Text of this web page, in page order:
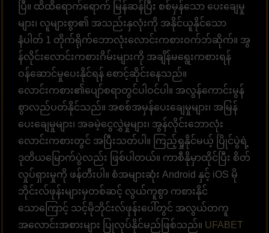
ပြီ။ ထိထိရောက်ရောက် မြန်ဆန်ပြီး စစ်မှန်သော ပေးချေမှု
များ၊ လူများစွာ၏ အသည်းနှလုံးကို အနိုင်ယူနိုင်သော
နံပါတ် 1 တိုက်ရိုက်ဘောလုံးလောင်းကစားဝက်ဘ်ဆိုက်။ အွ
န်လိုင်းလောင်းကစားဂိမ်းများကို အချိန်မရွေးကစားရန်
ဝန်ဆောင်မှုပေးနိုင်ရန် စောင့်ဆိုင်းနေသည်။
လောင်းကစား၏ပျော်စရာတွင်ပါဝင်ပါ။ အလွန်ကောင်းမွန်
စွာလည်ပတ်နိုင်သည်။ အစစ်အမှန်ပေးချေမှုများ၊ အမြန်
ပေးချေမှုများ၊ အခမဲ့ငွေလွှဲမှုများ၊ အွန်လိုင်းဘောလုံး
လောင်းကစားတွင် အပြီးသတ်ပါ။ ကြည့်ရှုနိုင်မယ့် ပြိုင်ပွဲရဲ့
ဒုတိယမြောက်ပွဲလည်း ဖြစ်ပါတယ်။ ကာစီနိုမှာထိုင်ပြီး စိတ်
လှုပ်ရှားမှုကို ဖန်တီးပါ။ စံအများဆုံး Android နှင့် iOS မို
ဘိုင်းလ်ဖုန်းများမှတစ်ဆင့် လွယ်ကူစွာ ကစားနိုင်
သောကြောင့် သင့်မိုဘိုင်းလ်ဖုန်းပေါ်တွင် အလွယ်တကူ
အလောင်းအစားများ ပြုလုပ်နိုင်မည်ဖြစ်သည်။ UFABET